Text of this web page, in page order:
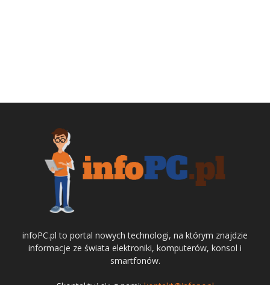
infoPC.pl to portal nowych technologi, na którym znajdzie
informacje ze świata elektroniki, komputerów, konsol i
smartfonów.